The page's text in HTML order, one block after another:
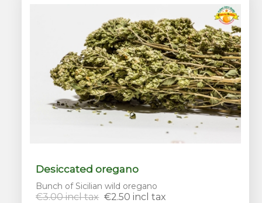
Desiccated oregano
Bunch of Sicilian wild oregano
€3.00 incl tax €2.50 incl tax